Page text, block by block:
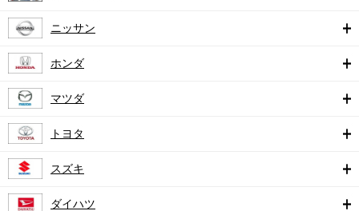
ニッサン
ホンダ
マツダ
トヨタ
スズキ
ダイハツ